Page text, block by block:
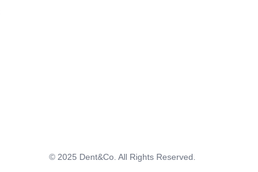
© 2025 Dent&Co. All Rights Reserved.